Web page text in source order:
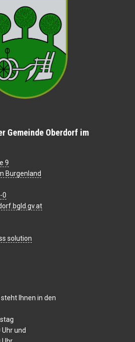
Gemeinde Oberdorf im
9
Burgenland
0
solution
Ihnen in den
und